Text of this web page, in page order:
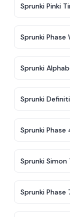
Sprunki Pinki
3
Sprunki Phase
Sprunki
Arabic Phase 3
Sprunki
9 New
Sprunki
Shifted
Sprunki Simon
Phase 2
Sprunki Phase